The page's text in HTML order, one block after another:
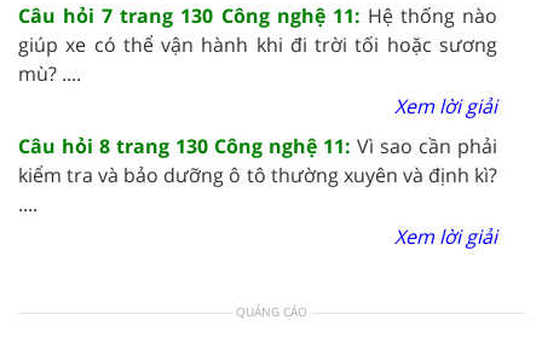
Câu hỏi 7 trang 130 Công nghệ 11: Hệ thống nào
giúp xe có thể vận hành khi đi trời tối hoặc sương
mù? ....
Xem lời giải
Câu hỏi 8 trang 130 Công nghệ 11: Vì sao cần phải
kiểm tra và bảo dưỡng ô tô thường xuyên và định kì?
....
Xem lời giải
QUẢNG CÁO